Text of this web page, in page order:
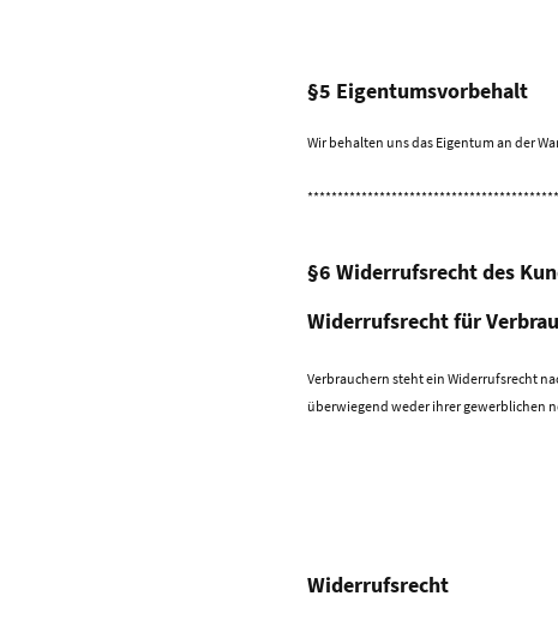
§5 Eigentumsvorbehalt
Wir behalten uns das Eigentum an der
§6 Widerrufsrecht des
Widerrufsrecht für
Verbrauchern steht ein Widerrufsrecht
überwiegend weder ihrer gewerblichen
Widerrufsrecht